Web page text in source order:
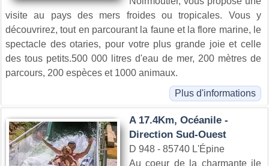
visite au pays des mers froides ou tropicales. Vous y
découvrirez, tout en parcourant la faune et la flore marine, le
spectacle des otaries, pour votre plus grande joie et celle
des tous petits.500 000 litres d'eau de mer, 200 mètres de
parcours, 200 espèces et 1000 animaux.
Plus d'informations
A 17.4Km, Océanile -
Direction Sud-Ouest
D 948 - 85740 L'Épine
Au coeur de la charmante ile